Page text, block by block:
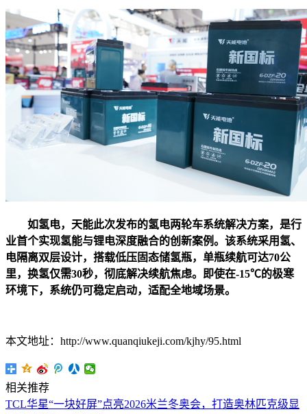
如氢电，天能此次发布的氢电两轮车系统解决方案，是行
业首个实现氢能与锂电深度融合的创新案例。该系统采用氢、
电隔离双层设计，搭载低压固态储氢瓶，单瓶续航可达70公
里，换氢仅需30秒，彻底解决续航焦虑。即使在-15℃的极寒
环境下，系统仍可稳定启动，适配全地域场景。
本文地址：http://www.quanqiukeji.com/kjhy/95.html
相关推荐
TCL华星“一块好屏”点亮2026米兰冬奥会，打造奥林匹克级显